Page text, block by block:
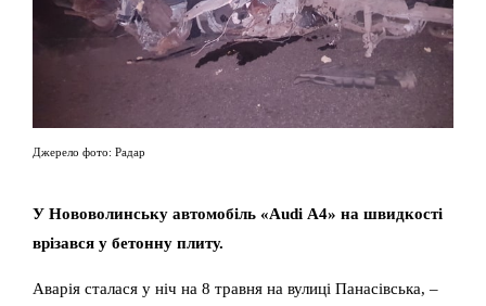
Джерело фото: Радар
У Нововолинську автомобіль «Audi А4» на швидкості
врізався у бетонну плиту.
Аварія сталася у ніч на 8 травня на вулиці Панасівська, –